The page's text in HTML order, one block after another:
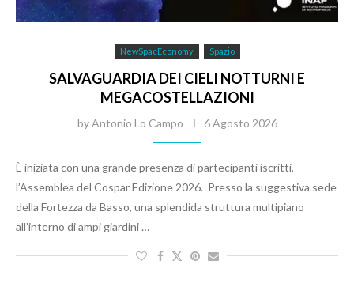
NewSpacEconomy Spazio
SALVAGUARDIA DEI CIELI NOTTURNI E
MEGACOSTELLAZIONI
byAntonio Lo Campo 6 Agosto 2026
È iniziata con una grande presenza di partecipanti iscritti,
l’Assemblea del Cospar Edizione 2026. Presso la suggestiva sede
della Fortezza da Basso, una splendida struttura multipiano
all’interno di ampi giardini …